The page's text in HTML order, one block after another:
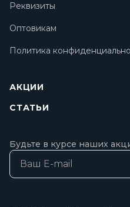
Реквизиты
Оптовикам
Политика
АКЦИИ
СТАТЬИ
Будьте в курсе наших